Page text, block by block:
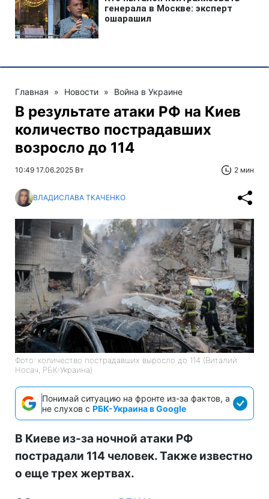
Главная » Новости » Война в Украине
В результате атаки РФ на Киев
количество пострадавших
возросло до 114
10:49 17.06.2025 Вт 2 мин
ВЛАДИСЛАВА ТКАЧЕНКО
Фото: количество пострадавших выросло до 114 (Виталий
Носач, РБК-Украина)
Понимай ситуацию на фронте из-за фактов, а
не слухов с РБК-Украина в Google
В Киеве из-за ночной атаки РФ
пострадали 114 человек. Также известно
о еще трех жертвах.